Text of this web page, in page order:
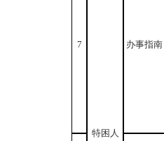
7
特困人
办事指南